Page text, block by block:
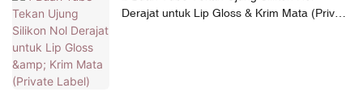
Derajat untuk Lip Gloss & Krim Mata (Private